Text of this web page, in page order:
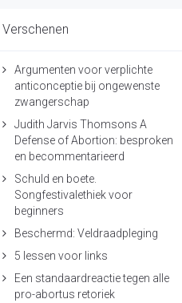
Verschenen
Argumenten voor verplichte
anticonceptie bij ongewenste
zwangerschap
Judith Jarvis Thomsons A
Defense of Abortion: besproken
en becommentarieerd
Schuld en boete.
Songfestivalethiek voor
beginners
Beschermd: Veldraadpleging
5 lessen voor links
Een standaardreactie tegen alle
pro-abortus retoriek